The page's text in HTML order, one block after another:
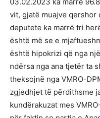
vit, gjatë muajve qershor
deputete ka marrë tri
është më se e
është hipokrizi që nga
ndërsa nga ana tjetër ta
theksojnë nga VMRO-
zgjedhjet të përdithsme
kundërakuzat mes